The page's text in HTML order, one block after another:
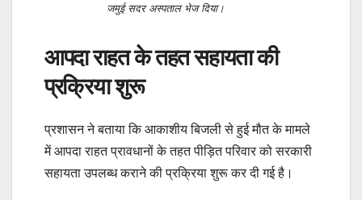
जमुई सदर अस्पताल भेज दिया।
आपदा राहत के तहत सहायता की
प्रक्रिया शुरू
प्रशासन ने बताया कि आकाशीय बिजली से हुई मौत के मामले
में आपदा राहत प्रावधानों के तहत पीड़ित परिवार को सरकारी
सहायता उपलब्ध कराने की प्रक्रिया शुरू कर दी गई है।